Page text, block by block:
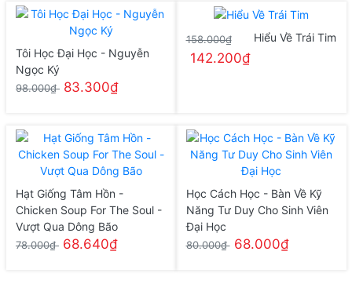
Tôi Học Đại Học - Nguyễn
Ngọc Ký
98.000₫ 83.300₫
Hiểu Về Trái Tim
158.000₫
142.200₫
Hạt Giống Tâm Hồn -
Chicken Soup For The Soul -
Vượt Qua Dông Bão
78.000₫ 68.640₫
Học Cách Học - Bàn Về Kỹ
Năng Tư Duy Cho Sinh Viên
Đại Học
80.000₫ 68.000₫